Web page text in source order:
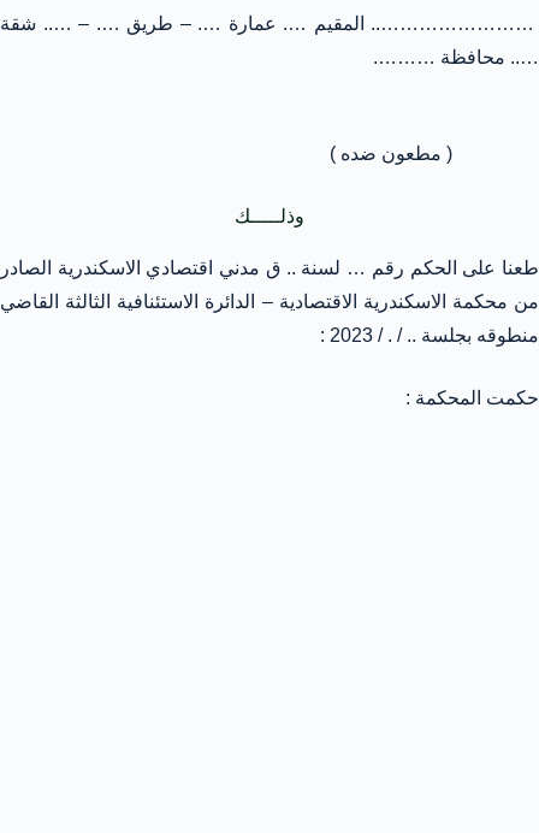
…………………….. المقيم …. عمارة …. – طريق …. – ….. شقة
….. محافظة ……….
( مطعون ضده )
وذلـــــك
طعنا على الحكم رقم … لسنة .. ق مدني اقتصادي الاسكندرية الصادر
من محكمة الاسكندرية الاقتصادية – الدائرة الاستئنافية الثالثة القاضي
منطوقه بجلسة .. / . / 2023 :
حكمت المحكمة :